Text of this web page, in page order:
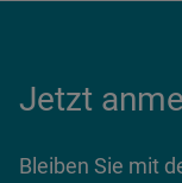
Jetzt
Bleiben Sie mit